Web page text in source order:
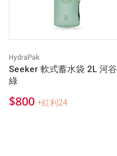
HydraPak
Seeker 軟式蓄水袋 2L 河谷
綠
$800 +紅利24